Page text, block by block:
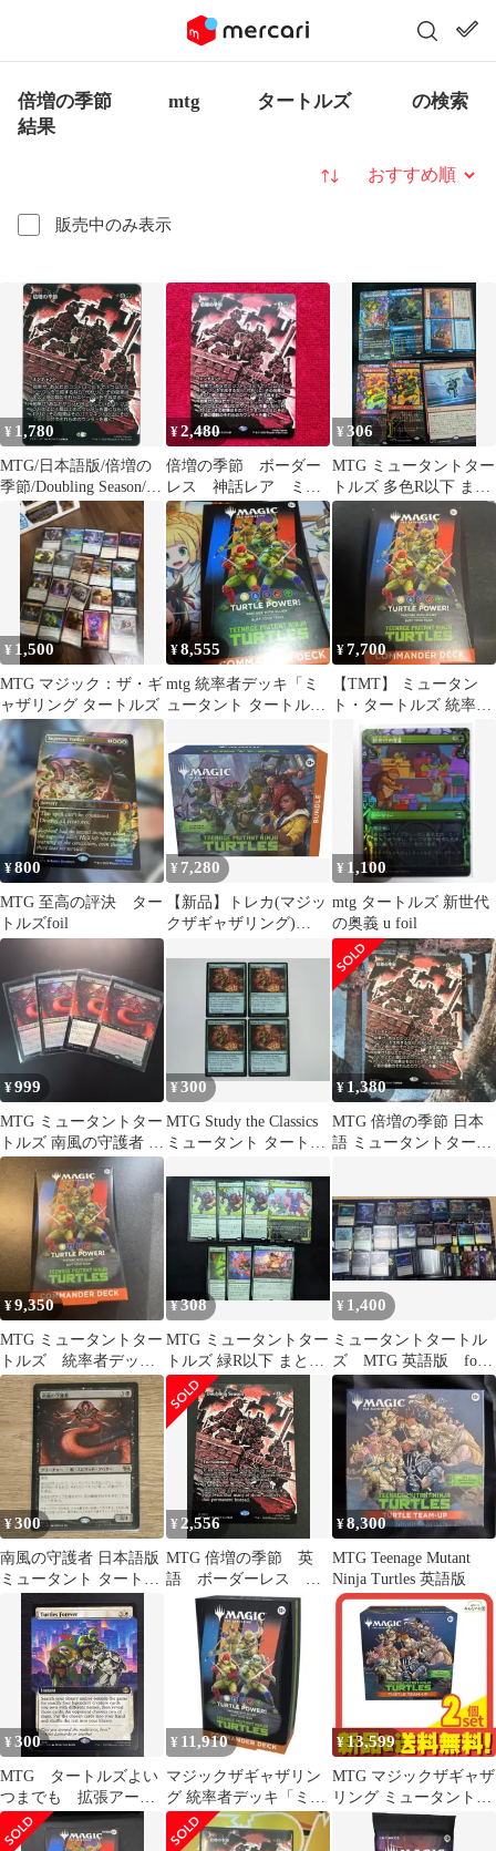
倍増の季節 mtg タートルズ の検索
結果
販売中のみ表示
並び替え
¥ 1,780
MTG/日本語版/倍増の
季節/Doubling Season/ボ
ーダーレス/ミュータン
ト タートルズ/マテリア
ルカード/PZA0011
¥2,480
倍増の季節 ボーダー
レス 神話レア ミュ
ータント タートル
ズ PZA MTG
¥306
MTG ミュータントター
トルズ 多色R以下 まと
め売り 6枚
¥ 1,500
MTG マジック：ザ・ギ
ャザリング タートルズ
¥8,555
mtg 統率者デッキ「ミ
ュータント タートル
パワー
¥7,700
【TMT】 ミュータン
ト・タートルズ 統率者
英語版 未開封
¥800
MTG 至高の評決 ター
トルズfoil
¥ 7,280
【新品】トレカ(マジッ
クザギャザリング)
Ninja Turtles Bundle 英
¥ 1,100
mtg タートルズ 新世代
の奥義 u foil
¥999
MTG ミュータントター
トルズ 南風の守護者 日
本語 4枚セット
¥300
MTG Study the Classics
ミュータント タートル
¥ 1,380
MTG 倍増の季節 日本
語 ミュータントタート
¥9,350
MTG ミュータントター
トルズ 統率者デッ
キ タートルパワー
英語版
¥308
MTG ミュータントター
トルズ 緑R以下 まとめ
売り 7枚
¥ 1,400
ミュータントタートル
ズ MTG 英語版 foil
まとめ
¥300
南風の守護者 日本語版
ミュータント タートル
¥ 2,556
MTG 倍増の季節 英
語 ボーダーレス
PZA ソース・マテリア
ル ミュータント タ
ートルズ
¥8,300
MTG Teenage Mutant
Ninja Turtles 英語版
¥300
MTG タートルズよい
つまでも 拡張アー
ト 英語
¥ 11,910
マジックザギャザリン
グ 統率者デッキ「ミュ
ータント タートルズ」
英語版
¥13,599
MTG マジックザギャザ
リング ミュータントタ
ートルズ Turtle Team-
Up 英語版 1組入 2個セ